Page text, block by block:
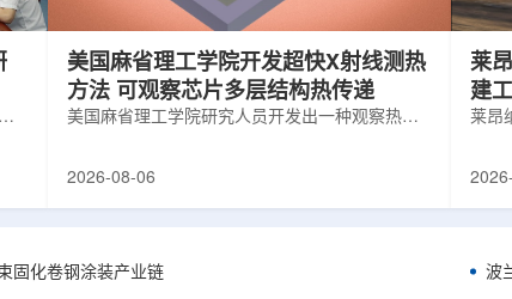
美国麻省理工学院开发超快X射线测热
方法 可观察芯片多层结构热传递
美国麻省理工学院研究人员开发出一种观察热量
寸不断缩小、功率密度持续提高，器件过热正成
在面对真实电子器件的多层结构时存在局限，例
如常用的时域热反射法难以区分不同材料层中的
2026-08-06
莱
建
增长
莱昂
并为
尔
尺
固化卷钢涂装产业链 波